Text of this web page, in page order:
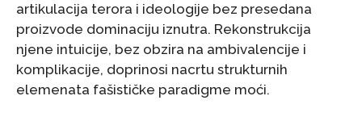
artikulacija terora i ideologije bez presedana
proizvode dominaciju iznutra. Rekonstrukcija
njene intuicije, bez obzira na ambivalencije i
komplikacije, doprinosi nacrtu strukturnih
elemenata fašističke paradigme moći.